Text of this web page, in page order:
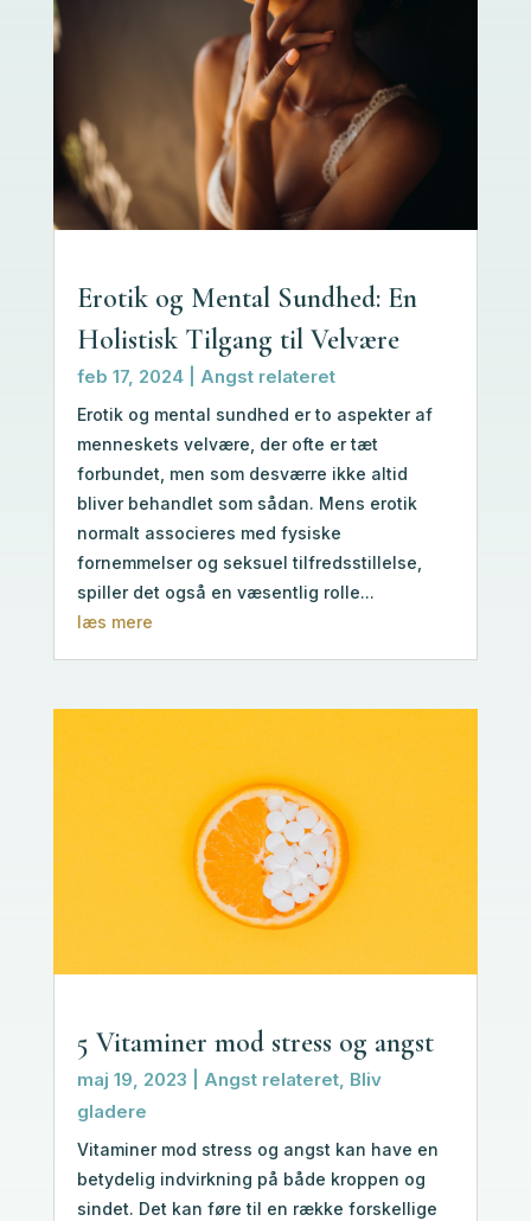
Erotik og Mental Sundhed: En
Holistisk Tilgang til Velvære
feb 17, 2024| Angst relateret
Erotik og mental sundhed er to aspekter af
menneskets velvære, der ofte er tæt
forbundet, men som desværre ikke altid
bliver behandlet som sådan. Mens erotik
normalt associeres med fysiske
fornemmelser og seksuel tilfredsstillelse,
spiller det også en væsentlig rolle...
læs mere
5 Vitaminer mod stress og angst
maj 19, 2023 Angst relateret, Bliv
gladere
Vitaminer mod stress og angst kan have en
betydelig indvirkning på både kroppen og
sindet. Det kan føre til en række forskellige